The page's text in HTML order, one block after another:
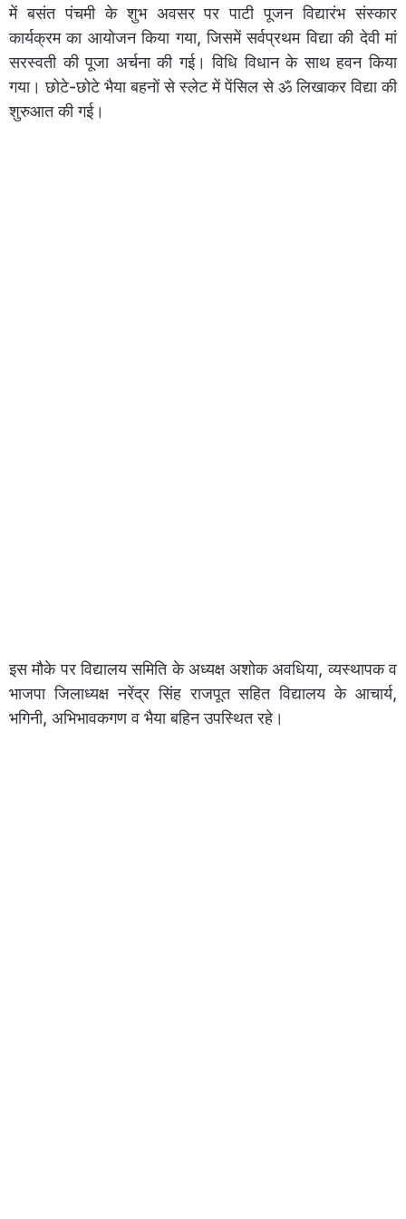
में बसंत पंचमी के शुभ अवसर पर पाटी पूजन विद्यारंभ संस्कार
कार्यक्रम का आयोजन किया गया, जिसमें सर्वप्रथम विद्या की देवी मां
सरस्वती की पूजा अर्चना की गई। विधि विधान के साथ हवन किया
गया। छोटे-छोटे भैया बहनों से स्लेट में पेंसिल से ॐ लिखाकर विद्या की
शुरुआत की गई।
इस मौके पर विद्यालय समिति के अध्यक्ष अशोक अवधिया, व्यस्थापक व
भाजपा जिलाध्यक्ष नरेंद्र सिंह राजपूत सहित विद्यालय के आचार्य,
भगिनी, अभिभावकगण व भैया बहिन उपस्थित रहे।